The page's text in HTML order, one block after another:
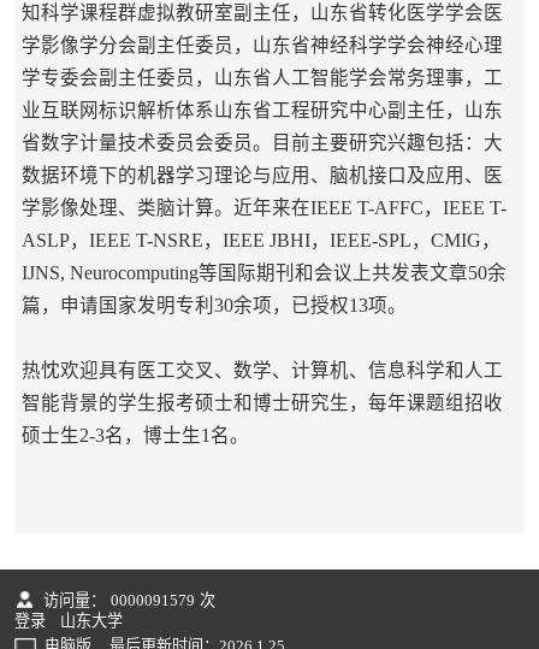
知科学课程群虚拟教研室副主任，山东省转化医学学会医
学影像学分会副主任委员，山东省神经科学学会神经心理
学专委会副主任委员，山东省人工智能学会常务理事，工
业互联网标识解析体系山东省工程研究中心副主任， 山东
省数字计量技术委员会委员。目前主要研究兴趣包括：大
数据环境下的机器学习理论与应用、脑机接口及应用、医
学影像处理、类脑计算。近年来在IEEE T-AFFC，IEEE T-
ASLP，IEEE T-NSRE，IEEE JBHI，IEEE-SPL，CMIG，
IJNS, Neurocomputing等国际期刊和会议上共发表文章50余
篇，申请国家发明专利30余项，已授权13项。
热忱欢迎具有医工交叉、数学、计算机、信息科学和人工
智能背景的学生报考硕士和博士研究生，每年课题组招收
硕士生2-3名，博士生1名。
访问量： 0000091579 次
登录
山东大学